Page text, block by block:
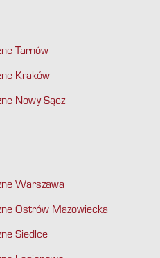
Tarnów
Kraków
Nowy Sącz
Warszawa
Ostrów Mazowiecka
Siedlce